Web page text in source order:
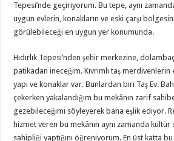
Tepesi’nde geçiriyorum. Bu tepe, aynı
uygun evlerin, konakların ve eski çarşı
görülebileceği en uygun yer konumunda.
Hıdırlık Tepesi’nden şehir merkezine,
patikadan ineceğim. Kıvrımlı taş
yapı ve konaklar var. Bunlardan biri Taş Ev.
çekerken yakalandığım bu mekânın zarif
gezebileceğimi söyleyerek bana eşlik ediyor.
hizmet veren bu mekânın aynı zamanda
sahipliği yaptığını öğreniyorum. En üst katta